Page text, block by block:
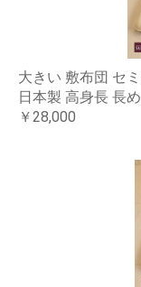
大きい 敷布団 セ
日本製 高身長 長
￥28,000